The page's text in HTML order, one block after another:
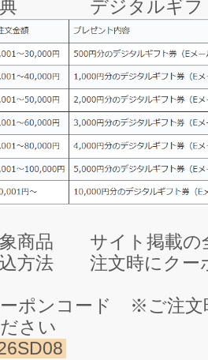
デジタルギフト券
商品 サイト掲載の
方法 注文時にクー
ポンコード ※ご注文
さい